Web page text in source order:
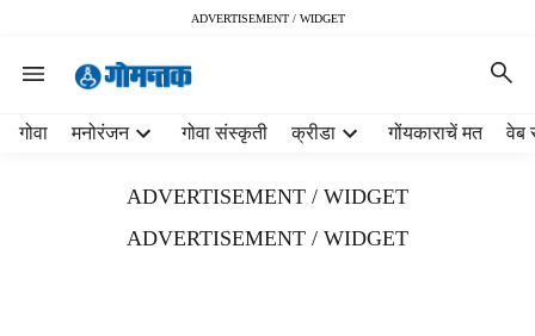
ADVERTISEMENT / WIDGET
गोवा मनोरंजन गोवा संस्कृती क्रीडा गोंयकाराचें मत वेब
ADVERTISEMENT / WIDGET
ADVERTISEMENT / WIDGET